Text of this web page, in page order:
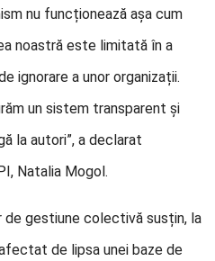
nu funcționează așa cum
noastră este limitată în a
ignorare a unor organizații.
un sistem transparent și
la autori”, a declarat
Natalia Mogol.
de gestiune colectivă susțin, la
de lipsa unei baze de